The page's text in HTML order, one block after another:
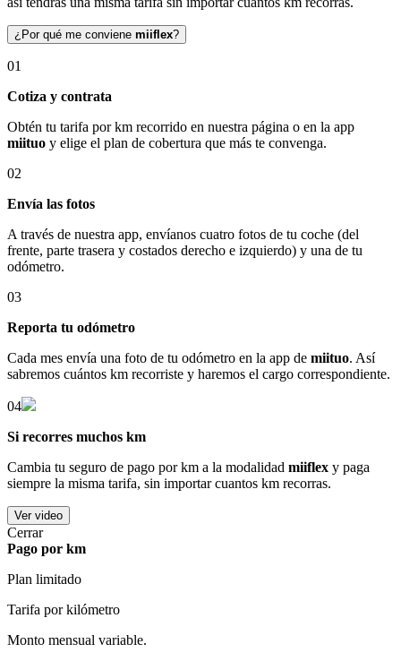
¿Por qué me conviene miiflex?
01
Cotiza y contrata
Obtén tu tarifa por km recorrido en nuestra página o en la app
miituo y elige el plan de cobertura que más te convenga.
02
Envía las fotos
A través de nuestra app, envíanos cuatro fotos de tu coche (del
frente, parte trasera y costados derecho e izquierdo) y una de tu
odómetro.
03
Reporta tu odómetro
Cada mes envía una foto de tu odómetro en la app de miituo. Así
sabremos cuántos km recorriste y haremos el cargo correspondiente.
04
Si recorres muchos km
Cambia tu seguro de pago por km a la modalidad miiflex y paga
siempre la misma tarifa, sin importar cuantos km recorras.
Ver video
Cerrar
Pago por km
Plan limitado
Tarifa por kilómetro
Monto mensual variable.